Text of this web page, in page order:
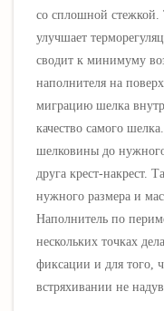
со сплошной стежкой.
улучшает
сводит к минимуму
наполнителя на
миграцию шелка
качество самого
шелковины до
друга крест-накрест.
нужного размера и
Наполнитель по
нескольких точках
фиксации и для того,
встряхивании не